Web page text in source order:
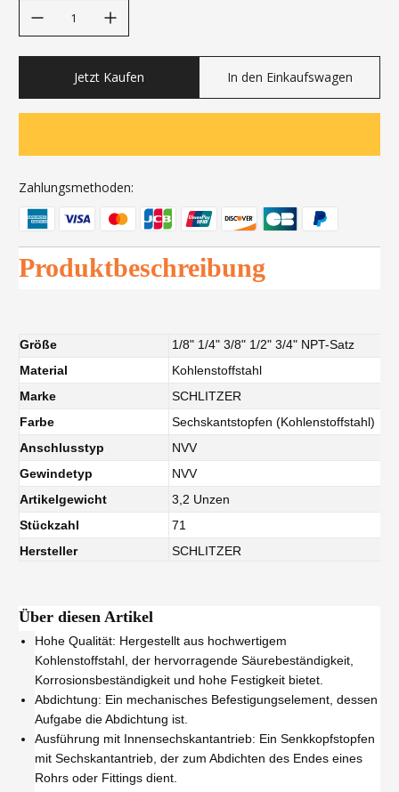
Jetzt Kaufen In den Einkaufswagen
Zahlungsmethoden:
Produktbeschreibung
Größe
1/8" 1/4" 3/8" 1/2" 3/4" NPT-Satz
Material
Kohlenstoffstahl
Marke
SCHLITZER
Farbe
Sechskantstopfen (Kohlenstoffstahl)
Anschlusstyp
NVV
Gewindetyp
NVV
Artikelgewicht
3,2 Unzen
Stückzahl
71
Hersteller
SCHLITZER
Über diesen Artikel
Hohe Qualität: Hergestellt aus hochwertigem
Kohlenstoffstahl, der hervorragende Säurebeständigkeit,
Korrosionsbeständigkeit und hohe Festigkeit bietet.
Abdichtung: Ein mechanisches Befestigungselement, dessen
Aufgabe die Abdichtung ist.
Ausführung mit Innensechskantantrieb: Ein Senkkopfstopfen
mit Sechskantantrieb, der zum Abdichten des Endes eines
Rohrs oder Fittings dient.